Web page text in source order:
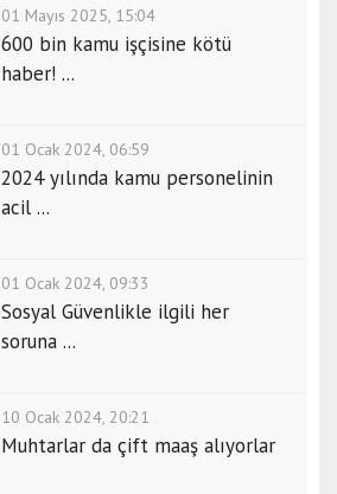
01 Mayıs 2025, 15:04
600 bin kamu işçisine kötü
haber! ...
01 Ocak 2024, 06:59
2024 yılında kamu personelinin
acil ...
01 Ocak 2024, 09:33
Sosyal Güvenlikle ilgili her
soruna ...
10 Ocak 2024, 20:21
Muhtarlar da çift maaş alıyorlar